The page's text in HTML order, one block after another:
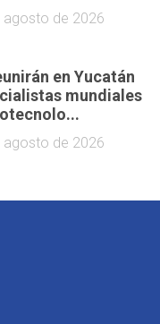
agosto de 2026
en Yucatán
mundiales
agosto de 2026